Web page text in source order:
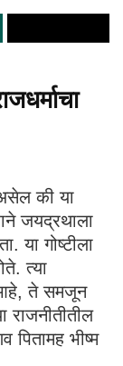
की या
जयद्रथाला
या गोष्टीला
त्या
ते समजून
राजनीतीतील
पितामह भीष्म